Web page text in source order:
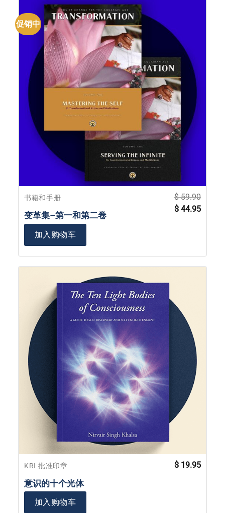
促销中
书籍和手册
变革集–第一和第二卷
$59.90
原
价
$ 44.95当
前
加入购物车
KRI 批准印章
意识的十个光体
$ 19.95
加入购物车